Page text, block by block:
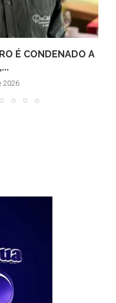
É CONDENADO A
2026